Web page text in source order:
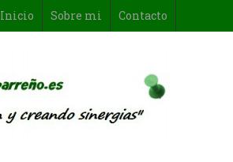
Inicio Sobre mi Contacto